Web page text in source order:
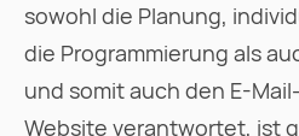
sowohl die Planung,
die Programmierung als
und somit auch den E-
Website verantwortet, ist